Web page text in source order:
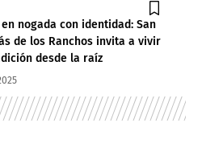
nogada con identidad: San
de los Ranchos invita a vivir
desde la raíz